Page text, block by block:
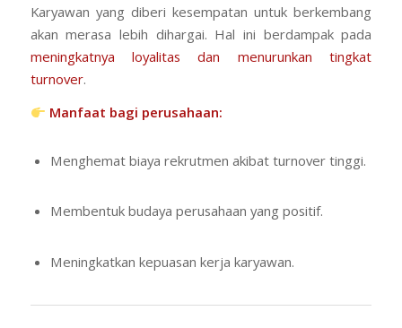
Karyawan yang diberi kesempatan untuk berkembang
akan merasa lebih dihargai. Hal ini berdampak pada
meningkatnya loyalitas dan menurunkan tingkat
turnover.
Manfaat bagi perusahaan:
Menghemat biaya rekrutmen akibat turnover tinggi.
Membentuk budaya perusahaan yang positif.
Meningkatkan kepuasan kerja karyawan.